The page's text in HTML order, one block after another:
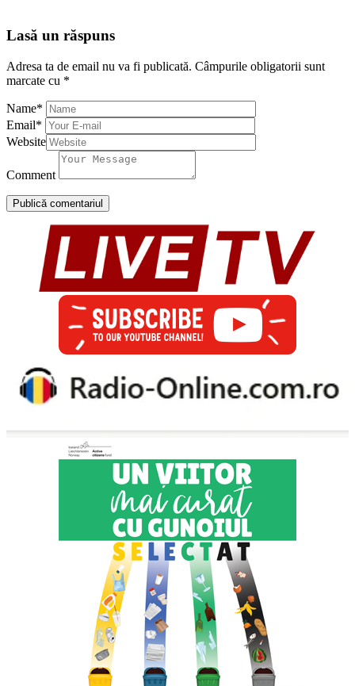
Lasă un răspuns
Adresa ta de email nu va fi publicată. Câmpurile obligatorii sunt
marcate cu *
Name*
Email*
Website
Comment